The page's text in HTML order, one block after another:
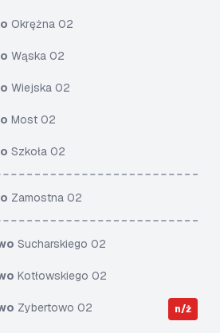
Okrężna 02
Wąska 02
Wiejska 02
Most 02
Szkoła 02
Zamostna 02
Sucharskiego 02
Kotłowskiego 02
Zybertowo 02 n/ż